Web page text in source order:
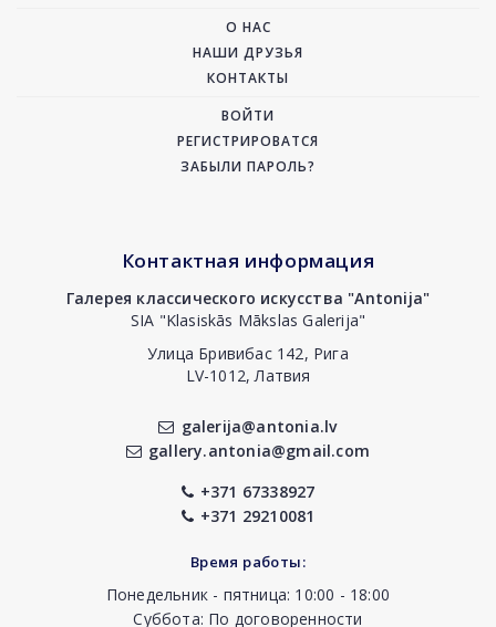
О НАС
НАШИ ДРУЗЬЯ
КОНТАКТЫ
ВОЙТИ
РЕГИСТРИРОВАТСЯ
ЗАБЫЛИ ПАРОЛЬ?
Контактная информация
Галерея классического искусства "Antonija"
SIA "Klasiskās Mākslas Galerija"
Улица Бривибас 142, Рига
LV-1012, Латвия
galerija@antonia.lv
gallery.antonia@gmail.com
+371 67338927
+371 29210081
Время работы:
Понедельник - пятница: 10:00 - 18:00
Суббота: По договоренности